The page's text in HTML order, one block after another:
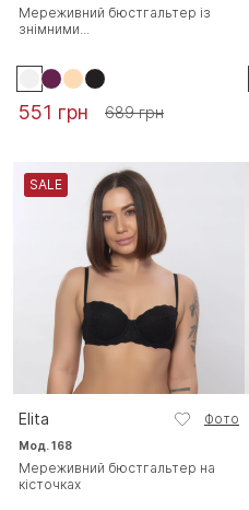
Мереживний бюстгальтер із
знімними...
551 грн 689 грн
SALE
Elita Фото
Мод. 168
Мереживний бюстгальтер на
кісточках